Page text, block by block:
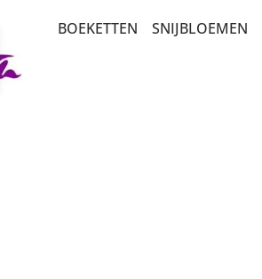
BOEKETTEN SNIJBLOEMEN